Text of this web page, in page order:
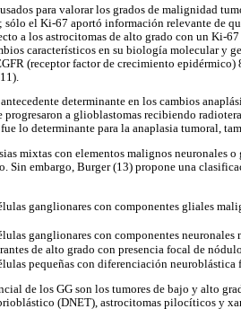
para valorar los grados de malignidad
el Ki-67 aportó información relevante de
a los astrocitomas de alto grado con un Ki-
característicos en su biología molecular y
(receptor factor de crecimiento
determinante en los cambios
progresaron a glioblastomas recibiendo
lo determinante para la anaplasia tumoral,
mixtas con elementos malignos neuronales
Sin embargo, Burger (13) propone una
ganglionares con componentes gliales
ganglionares con componentes neuronales
de alto grado con presencia focal de
pequeñas con diferenciación
de los GG son los tumores de bajo y alto
(DNET), astrocitomas pilocíticos y